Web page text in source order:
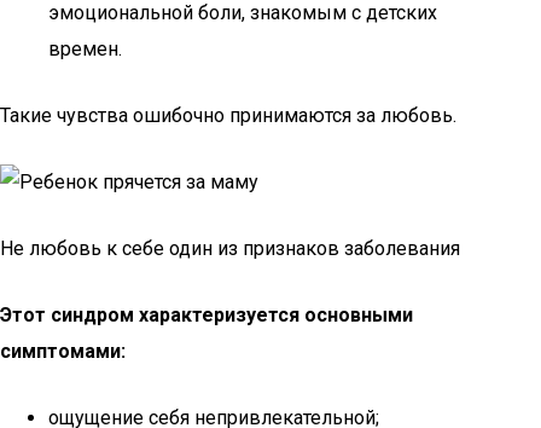
эмоциональной боли, знакомым с детских
времен.
Такие чувства ошибочно принимаются за любовь.
Не любовь к себе один из признаков заболевания
Этот синдром характеризуется основными
симптомами:
ощущение себя непривлекательной;